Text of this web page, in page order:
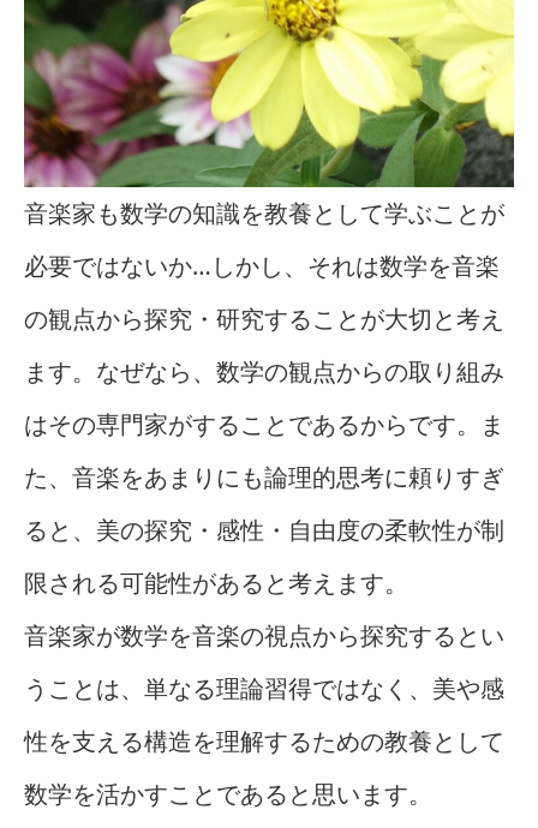
音楽家も数学の知識を教養として学ぶことが
必要ではないか…しかし、それは数学を音楽
の観点から探究・研究することが大切と考え
ます。なぜなら、数学の観点からの取り組み
はその専門家がすることであるからです。ま
た、音楽をあまりにも論理的思考に頼りすぎ
ると、美の探究・感性・自由度の柔軟性が制
限される可能性があると考えます。
音楽家が数学を音楽の視点から探究するとい
うことは、単なる理論習得ではなく、美や感
性を支える構造を理解するための教養として
数学を活かすことであると思います。